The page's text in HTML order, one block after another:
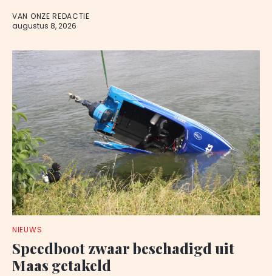
VAN ONZE REDACTIE
augustus 8, 2026
NIEUWS
Speedboot zwaar beschadigd uit
Maas getakeld